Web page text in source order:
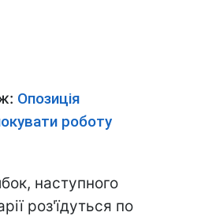
Опозиція
роботу
наступного
роз'їдуться по